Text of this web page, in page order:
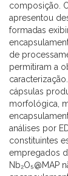
composição.
apresentou
formadas
de
permitiram a
cápsulas
morfológica,
análises por
constituintes
empregados
Nb₂O₅@MAP